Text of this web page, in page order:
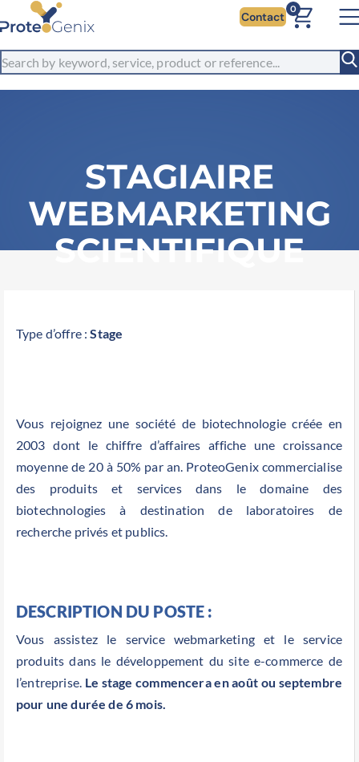
Contact
0
STAGIAIRE
WEBMARKETING
SCIENTIFIQUE
Type d’offre :Stage
Vous rejoignez une société de biotechnologie créée en
2003 dont le chiffre d’affaires affiche une croissance
moyenne de 20 à 50% par an. ProteoGenix commercialise
des produits et services dans le domaine des
biotechnologies à destination de laboratoires de
recherche privés et publics.
DESCRIPTION DU POSTE :
Vous assistez le service webmarketing et le service
produits dans le développement du site e-commerce de
l’entreprise. Le stage commencera en août ou septembre
pour une durée de 6 mois.